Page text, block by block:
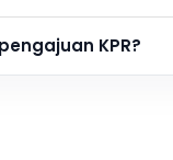
KPR?